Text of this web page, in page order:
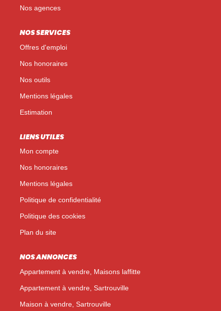
Nos agences
NOS SERVICES
Offres d'emploi
Nos honoraires
Nos outils
Mentions légales
Estimation
LIENS UTILES
Mon compte
Nos honoraires
Mentions légales
Politique de confidentialité
Politique des cookies
Plan du site
NOS ANNONCES
Appartement à vendre, Maisons laffitte
Appartement à vendre, Sartrouville
Maison à vendre, Sartrouville